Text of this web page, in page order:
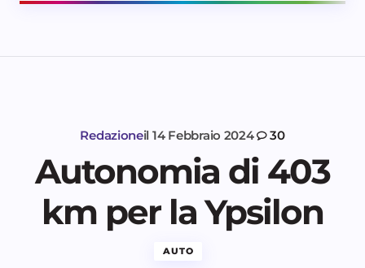
Redazioneil 14 Febbraio 2024 30
Autonomia di 403
km per la Ypsilon
AUTO